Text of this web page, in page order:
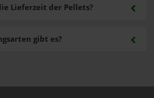
gibt es?
Lieferzeit der Pellets?